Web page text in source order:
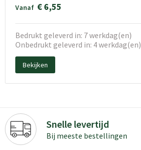
Vanaf € 6,55
Bedrukt geleverd in: 7 werkdag(en)
Onbedrukt geleverd in: 4 werkdag(en)
Bekijken
Snelle levertijd
Bij meeste bestellingen